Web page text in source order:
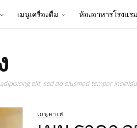
เมนูเครื่องดื่ม ห้องอาหารโรงแรม
elit, sed do eiusmod tempor
เมนูคาเฟ่